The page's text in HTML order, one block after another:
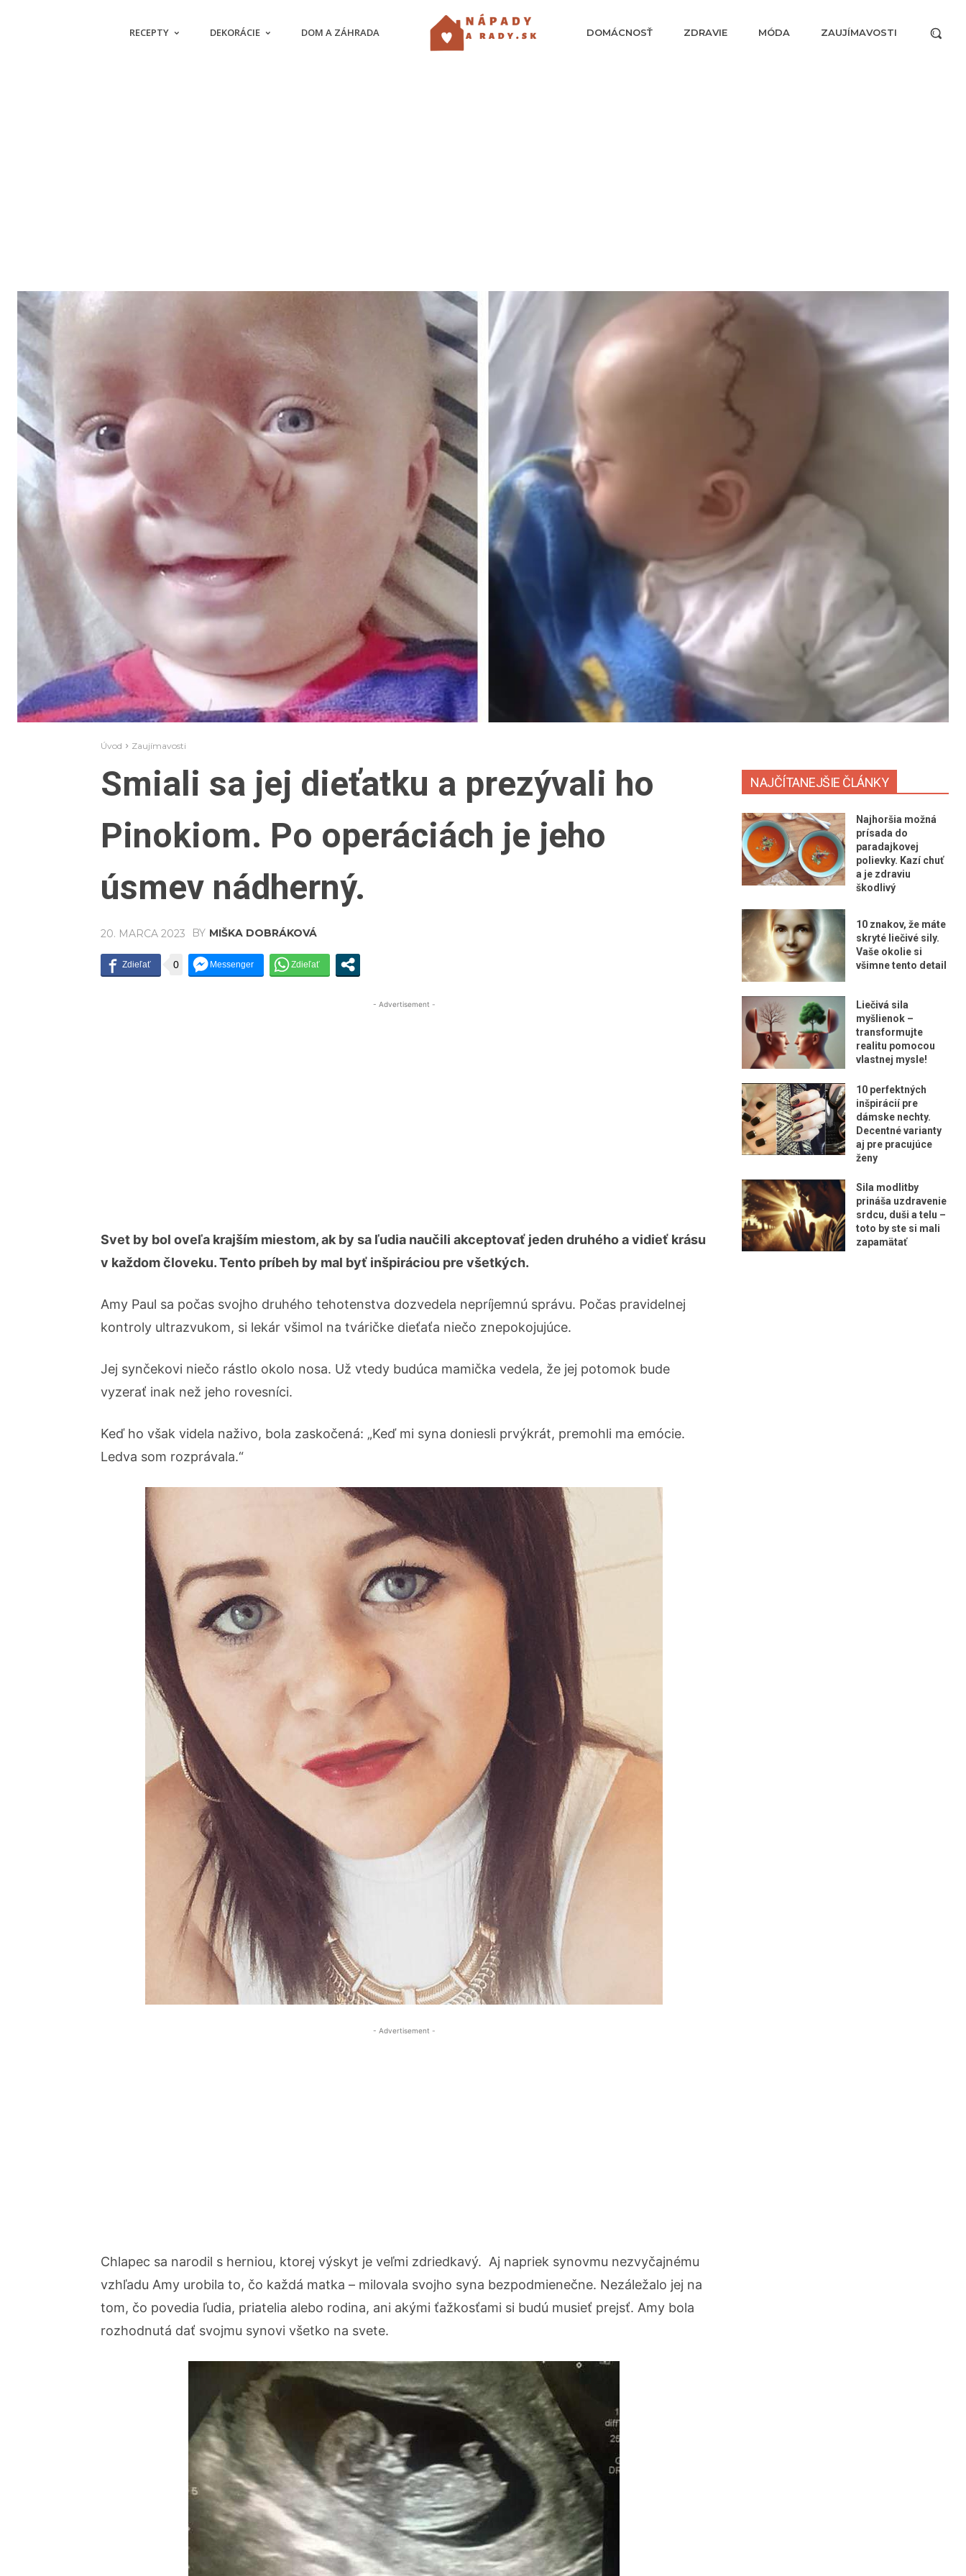
RECEPTY DEKORÁCIE DOM A ZÁHRADA DOMÁCNOSŤ ZDRAVIE MÓDA ZAUJÍMAVOSTI
Úvod Zaujímavosti
Smiali sa jej dieťatku a prezývali ho
Pinokiom. Po operáciách je jeho
úsmev nádherný.
20. MARCA 2023 BY MIŠKA DOBRÁKOVÁ
0
- Advertisement -
Svet by bol oveľa krajším miestom, ak by sa ľudia naučili akceptovať jeden druhého a vidieť krásu
v každom človeku. Tento príbeh by mal byť inšpiráciou pre všetkých.
Amy Paul sa počas svojho druhého tehotenstva dozvedela nepríjemnú správu. Počas pravidelnej
kontroly ultrazvukom, si lekár všimol na tváričke dieťaťa niečo znepokojujúce.
Jej synčekovi niečo rástlo okolo nosa. Už vtedy budúca mamička vedela, že jej potomok bude
vyzerať inak než jeho rovesníci.
Keď ho však videla naživo, bola zaskočená: „Keď mi syna doniesli prvýkrát, premohli ma emócie.
Ledva som rozprávala.“
- Advertisement -
Chlapec sa narodil s herniou, ktorej výskyt je veľmi zdriedkavý. Aj napriek synovmu nezvyčajnému
vzhľadu Amy urobila to, čo každá matka – milovala svojho syna bezpodmienečne. Nezáležalo jej na
tom, čo povedia ľudia, priatelia alebo rodina, ani akými ťažkosťami si budú musieť prejsť. Amy bola
rozhodnutá dať svojmu synovi všetko na svete.
NAJČÍTANEJŠIE ČLÁNKY
Najhoršia možná
prísada do
paradajkovej
polievky. Kazí chuť
a je zdraviu
škodlivý
10 znakov, že máte
skryté liečivé sily.
Vaše okolie si
všimne tento detail
Liečivá sila
myšlienok –
transformujte
realitu pomocou
vlastnej mysle!
10 perfektných
inšpirácií pre
dámske nechty.
Decentné varianty
aj pre pracujúce
ženy
Sila modlitby
prináša uzdravenie
srdcu, duši a telu –
toto by ste si mali
zapamätať